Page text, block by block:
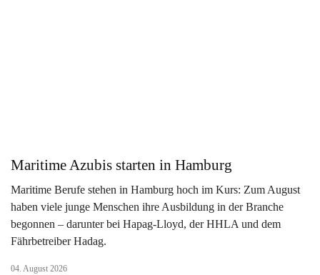
Maritime Azubis starten in Hamburg
Maritime Berufe stehen in Hamburg hoch im Kurs: Zum August
haben viele junge Menschen ihre Ausbildung in der Branche
begonnen – darunter bei Hapag-Lloyd, der HHLA und dem
Fährbetreiber Hadag.
04. August 2026